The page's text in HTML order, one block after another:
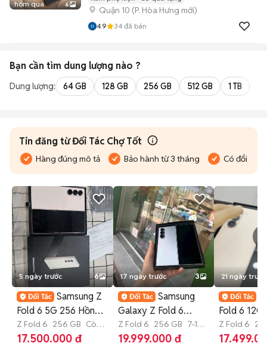
hôm qua 6
Quận 10 (P. Hòa Hưng mới)
4.9 34 đã bán
Bạn cần tìm dung lượng nào ?
Dung lượng: 64 GB 128 GB 256 GB 512 GB 1 TB
Tin đăng từ Đối Tác Chợ Tốt
Hàng đúng mô tả Bảo hành từ 3 tháng Có đổi trả
5 ngày trước 6
Samsung Z
Fold 6 5G 256 Hồng
V/N FULBOX BH
T1/2027
Z Fold 6 256 GB Còn
bảo hành
17.500.000 đ
17 ngày trước 3
Samsung
Galaxy Z Fold 6
256GB Titan
Z Fold 6 256 GB 7-12
tháng
19.999.000 đ
21 ngày trước
Fold 6
99% Công
NGUYÊN
Z Fold 6
tháng